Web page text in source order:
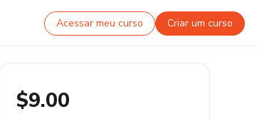
Acessar meu curso Criar um curso
$9.00